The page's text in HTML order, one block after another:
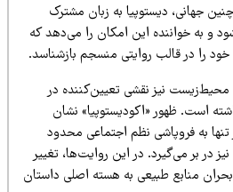
دیستوپیا به زبان مشترک
این امکان را می‌دهد که
در قالب روایتی منسجم بازشناسد.
نیز نقشی تعیین‌کننده در
ظهور «اکودیستوپیا» نشان
فروپاشی نظم اجتماعی محدود
می‌گیرد. در این روایت‌ها، تغییر
منابع طبیعی به هسته اصلی داستان